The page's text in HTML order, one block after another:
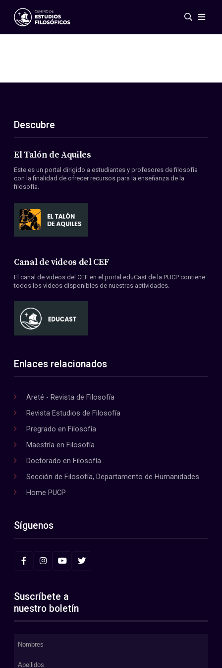
Eventos
ES
EN
Acerca de nosotros
Miembros
Convenios
Descubre
El Talón de Aquiles
Este es un portal dirigido a estudiantes y profesores de filosofía
con la finalidad de ofrecer recursos para la enseñanza de la
filosofía.
Canal de videos del CEF
El canal de videos del CEF en el portal eduCast de la PUCP contiene
todos los videos disponibles de nuestras actividades.
Enlaces relacionados
Areté - Revista de Filosofía
Revista Estudios de Filosofía
Pregrado en Filosofía
Maestría en Filosofía
Doctorado en Filosofía
Sección de Filosofía, Departamento de Humanidades
Home PUCP
Síguenos
Suscríbete a
nuestro boletín